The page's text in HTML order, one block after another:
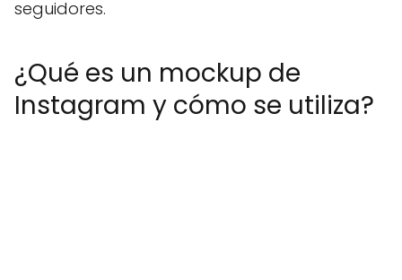
seguidores.
¿Qué es un mockup de
Instagram y cómo se utiliza?